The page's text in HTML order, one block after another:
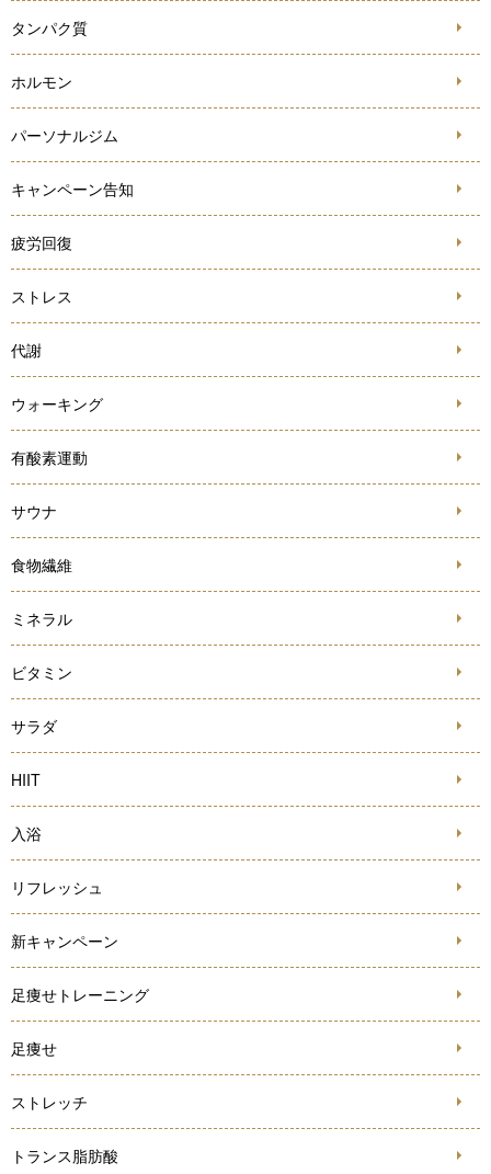
タンパク質
ホルモン
パーソナルジム
キャンペーン告知
疲労回復
ストレス
代謝
ウォーキング
有酸素運動
サウナ
食物繊維
ミネラル
ビタミン
サラダ
HIIT
入浴
リフレッシュ
新キャンペーン
足痩せトレーニング
足痩せ
ストレッチ
トランス脂肪酸